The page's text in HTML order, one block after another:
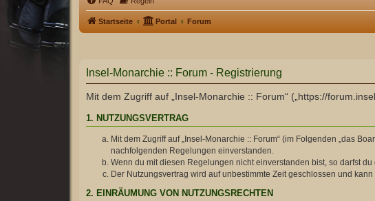
Startseite Portal Forum
Insel-Monarchie :: Forum - Registrierung
Mit dem Zugriff auf „Insel-Monarchie :: Forum“ („https://
1. NUTZUNGSVERTRAG
Mit dem Zugriff auf „Insel-Monarchie :: Forum“ (im Folgenden „das
nachfolgenden Regelungen einverstanden.
Wenn du mit diesen Regelungen nicht einverstanden bist, so darfst
Der Nutzungsvertrag wird auf unbestimmte Zeit geschlossen und
2. EINRÄUMUNG VON NUTZUNGSRECHTEN